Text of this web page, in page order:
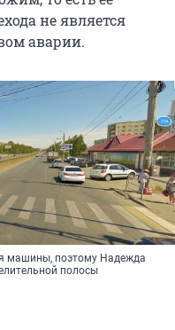
не является
аварии.
машины, поэтому Надежда
полосы